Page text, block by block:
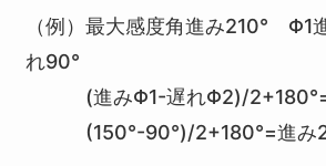
（例）最大感度角進み210°
れ90°
(進みΦ1-遅れΦ2)/2+180°=
(150°-90°)/2+180°=進み